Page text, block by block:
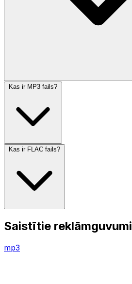
Kas ir MP3 fails?
Kas ir FLAC fails?
Saistītie reklāmguvumi
mp3